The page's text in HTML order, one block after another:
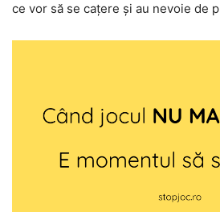
ce vor să se cațere și au nevoie de